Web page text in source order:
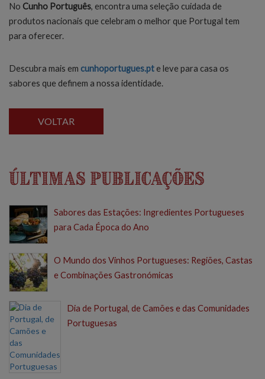
No Cunho Português, encontra uma seleção cuidada de
produtos nacionais que celebram o melhor que Portugal tem
para oferecer.
Descubra mais em cunhoportugues.pt e leve para casa os
sabores que definem a nossa identidade.
VOLTAR
Últimas Publicações
Sabores das Estações: Ingredientes Portugueses
para Cada Época do Ano
O Mundo dos Vinhos Portugueses: Regiões, Castas
e Combinações Gastronómicas
Dia de Portugal, de Camões e das Comunidades
Portuguesas